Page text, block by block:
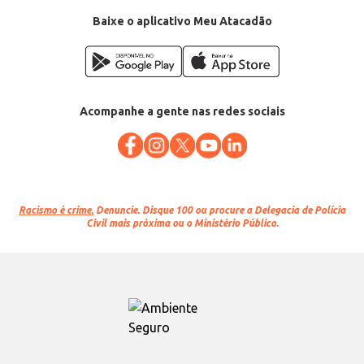
Baixe o aplicativo Meu Atacadão
Acompanhe a gente nas redes sociais
Racismo é crime. Denuncie. Disque 100 ou procure a Delegacia de Polícia
Civil mais próxima ou o Ministério Público.